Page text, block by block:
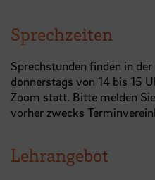
Sprechzeiten
Sprechstunden finden in
donnerstags von 14 bis 15
Zoom statt. Bitte melden
vorher zwecks
Lehrangebot